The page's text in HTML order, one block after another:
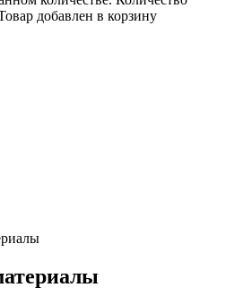
добавлен в корзину